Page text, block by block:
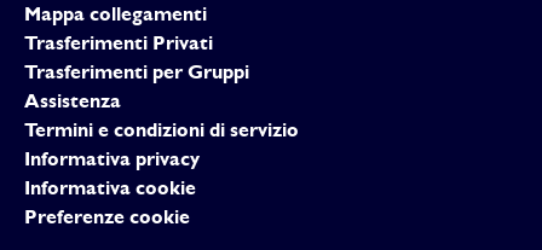
Mappa collegamenti
Trasferimenti Privati
Trasferimenti per Gruppi
Assistenza
Termini e condizioni di servizio
Informativa privacy
Informativa cookie
Preferenze cookie